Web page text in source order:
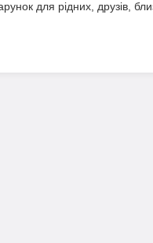
для рідних, друзів,